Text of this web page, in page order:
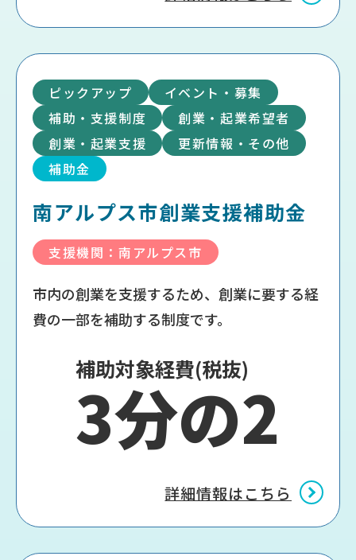
ピックアップ
イベント・募集
補助・支援制度
創業・起業希望者
創業・起業支援
更新情報・その他
補助金
南アルプス市創業支援補助金
支援機関：南アルプス市
市内の創業を支援するため、創業に要する経
費の一部を補助する制度です。
補助対象経費(税抜)
3分の2
詳細情報はこちら